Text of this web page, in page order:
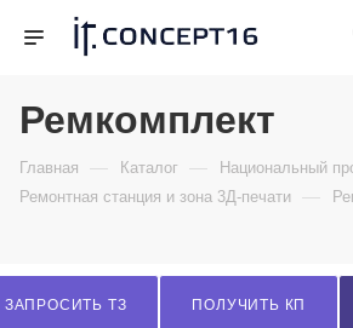
Ремкомплект
Главная — Каталог — Национальный
Ремонтная станция и зона 3Д-печати —
ЗАПРОСИТЬ ТЗ ПОЛУЧИТЬ КП